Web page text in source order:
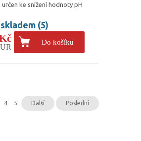
ke snížení hodnoty pH
skladem (5)
Do košíku
4 5 Další Poslední